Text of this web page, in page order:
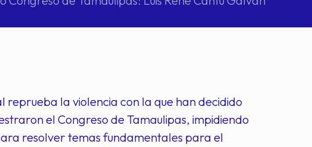
reprueba la violencia con la que han decidido
el Congreso de Tamaulipas, impidiendo
resolver temas fundamentales para el